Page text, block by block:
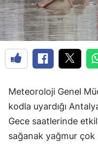
Meteoroloji Genel
kodla uyardığı
Gece saatlerinde
sağanak yağmur çok